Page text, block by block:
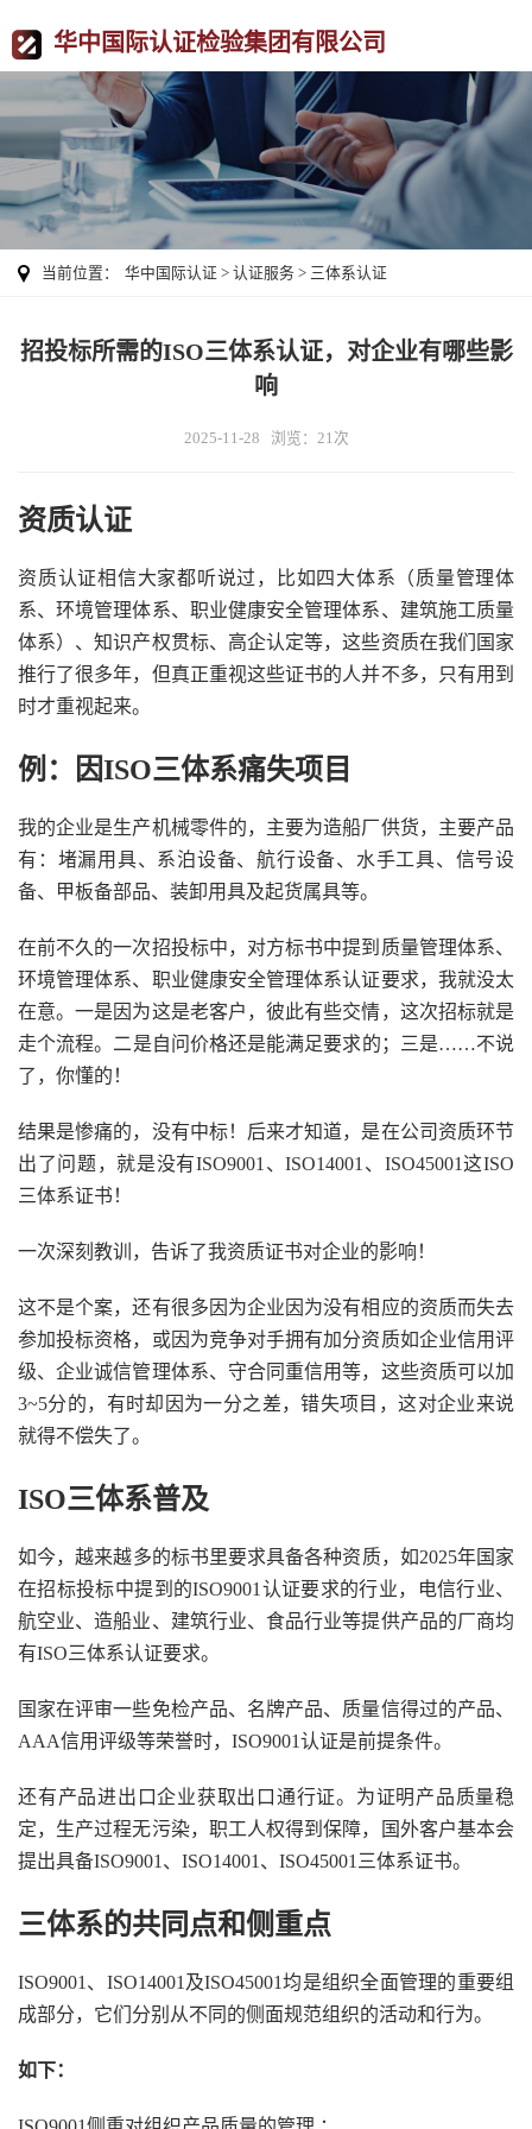
华中国际认证检验集团有限公司
当前位置： 华中国际认证 > 认证服务 > 三体系认证
招投标所需的ISO三体系认证，对企业有哪些影
响
2025-11-28 浏览：21次
资质认证
资质认证相信大家都听说过，比如四大体系（质量管理体
系、环境管理体系、职业健康安全管理体系、建筑施工质量
体系）、知识产权贯标、高企认定等，这些资质在我们国家
推行了很多年，但真正重视这些证书的人并不多，只有用到
时才重视起来。
例：因ISO三体系痛失项目
我的企业是生产机械零件的，主要为造船厂供货，主要产品
有：堵漏用具、系泊设备、航行设备、水手工具、信号设
备、甲板备部品、装卸用具及起货属具等。
在前不久的一次招投标中，对方标书中提到质量管理体系、
环境管理体系、职业健康安全管理体系认证要求，我就没太
在意。一是因为这是老客户，彼此有些交情，这次招标就是
走个流程。二是自问价格还是能满足要求的；三是……不说
了，你懂的！
结果是惨痛的，没有中标！后来才知道，是在公司资质环节
出了问题，就是没有ISO9001、ISO14001、ISO45001这ISO
三体系证书！
一次深刻教训，告诉了我资质证书对企业的影响！
这不是个案，还有很多因为企业因为没有相应的资质而失去
参加投标资格，或因为竞争对手拥有加分资质如企业信用评
级、企业诚信管理体系、守合同重信用等，这些资质可以加
3~5分的，有时却因为一分之差，错失项目，这对企业来说
就得不偿失了。
ISO三体系普及
如今，越来越多的标书里要求具备各种资质，如2025年国家
在招标投标中提到的ISO9001认证要求的行业，电信行业、
航空业、造船业、建筑行业、食品行业等提供产品的厂商均
有ISO三体系认证要求。
国家在评审一些免检产品、名牌产品、质量信得过的产品、
AAA信用评级等荣誉时，ISO9001认证是前提条件。
还有产品进出口企业获取出口通行证。为证明产品质量稳
定，生产过程无污染，职工人权得到保障，国外客户基本会
提出具备ISO9001、ISO14001、ISO45001三体系证书。
三体系的共同点和侧重点
ISO9001、ISO14001及ISO45001均是组织全面管理的重要组
成部分，它们分别从不同的侧面规范组织的活动和行为。
如下：